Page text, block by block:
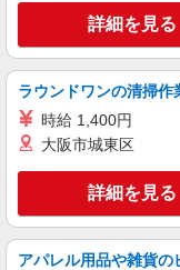
派遣社員 紹介予定派遣
株式会社シエロ
人
【
+゜
い
+゜
キープ
派遣社員 紹介予定派遣
詳細を見る
ラウンドワンの清掃作
時給 1,400円
大阪市城東区
詳細を見る
アパレル用品や雑貨の